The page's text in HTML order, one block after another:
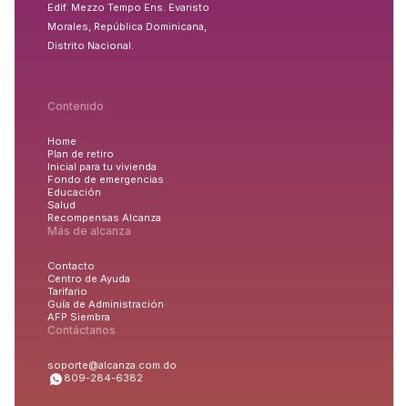
Contenido
Home
Plan de retiro
Inicial para tu vivienda
Fondo de emergencias
Educación
Salud
Recompensas Alcanza
Más de alcanza
Contacto
Centro de Ayuda
Tarifario
Guía de Administración
AFP Siembra
Contáctanos
soporte@alcanza.com.do
809-284-6382
Edif. Mezzo Tempo Ens. Evaristo
Morales, República Dominicana,
Distrito Nacional.